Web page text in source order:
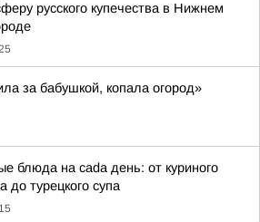
русского купечества в Нижнем
за бабушкой, копала огород»
блюда на cada день: от куриного
до турецкого супа